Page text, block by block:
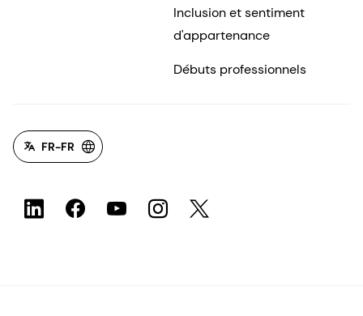
Inclusion et sentiment
d'appartenance
Débuts professionnels
FR-FR